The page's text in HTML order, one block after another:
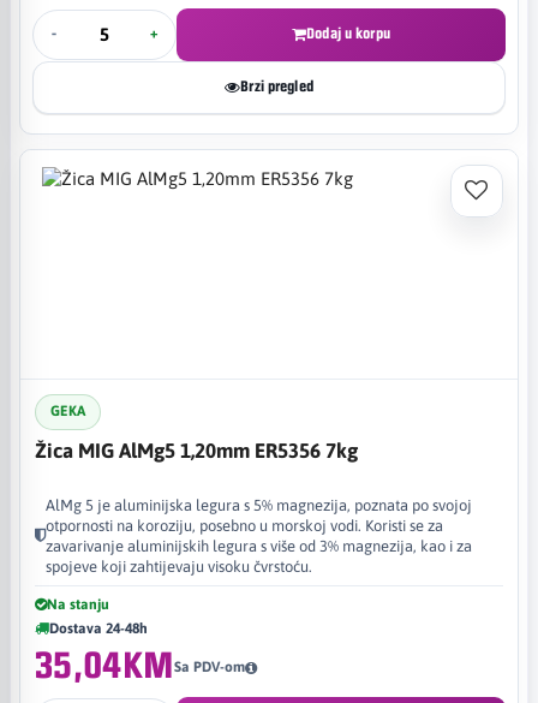
- + Dodaj u korpu
Brzi pregled
GEKA
Žica MIG AlMg5 1,20mm ER5356 7kg
AlMg 5 je aluminijska legura s 5% magnezija, poznata po svojoj
otpornosti na koroziju, posebno u morskoj vodi. Koristi se za
zavarivanje aluminijskih legura s više od 3% magnezija, kao i za
spojeve koji zahtijevaju visoku čvrstoću.
Na stanju
Dostava 24-48h
35,04KMSa PDV-om